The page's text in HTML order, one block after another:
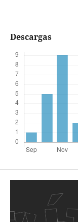
Descargas